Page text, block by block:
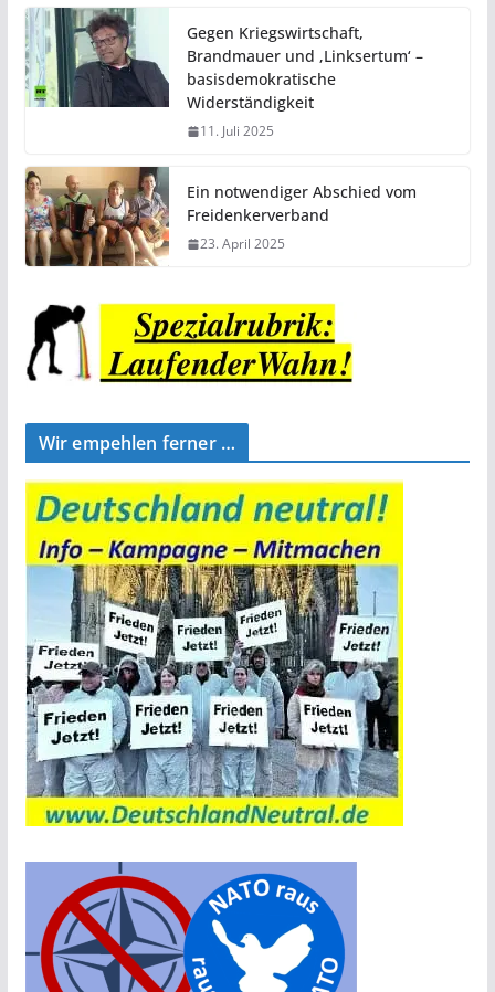
Gegen Kriegswirtschaft,
Brandmauer und ‚Linksertum‘ –
basisdemokratische
Widerständigkeit
11. Juli 2025
Ein notwendiger Abschied vom
Freidenkerverband
23. April 2025
Wir empehlen ferner …